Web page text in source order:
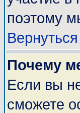
поэтому
Почему
Если вы
сможете